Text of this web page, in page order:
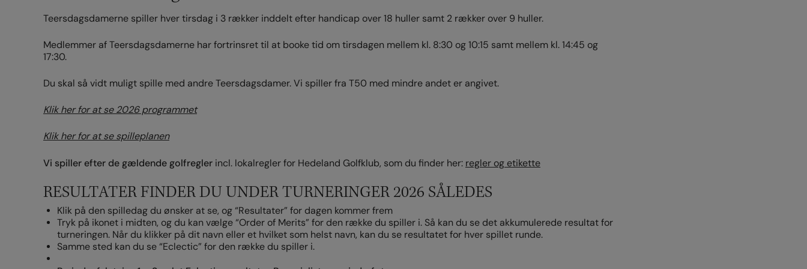
Teersdagsdamerne spiller hver tirsdag i 3 rækker inddelt efter handicap over 18 huller samt 2 rækker over 9 huller.
Medlemmer af Teersdagsdamerne har fortrinsret til at booke tid om tirsdagen mellem kl. 8:30 og 10:15 samt mellem kl. 14:45 og
17:30.
Du skal så vidt muligt spille med andre Teersdagsdamer. Vi spiller fra T50 med mindre andet er angivet.
Klik her for at se 2026 programmet
Klik her for at se spilleplanen
Vi spiller efter de gældende golfregler incl. lokalregler for Hedeland Golfklub, som du finder her: regler og etikette
RESULTATER FINDER DU UNDER TURNERINGER 2026 SÅLEDES
Klik på den spilledag du ønsker at se, og “Resultater” for dagen kommer frem
Tryk på ikonet i midten, og du kan vælge “Order of Merits” for den række du spiller i. Så kan du se det akkumulerede resultat for
turneringen. Når du klikker på dit navn eller et hvilket som helst navn, kan du se resultatet for hver spillet runde.
Samme sted kan du se “Eclectic” for den række du spiller i.